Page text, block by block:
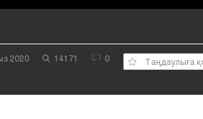
2020 14171 0 Таңдаулыға